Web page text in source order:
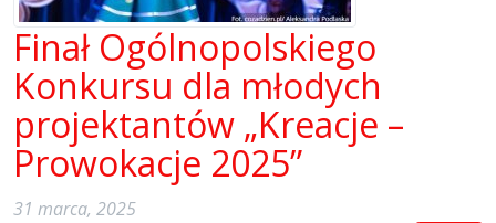
Finał Ogólnopolskiego
Konkursu dla młodych
projektantów „Kreacje –
Prowokacje 2025”
31 marca, 2025